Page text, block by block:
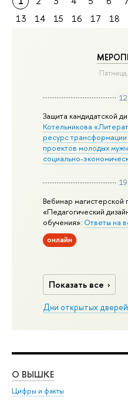
Защита кандидатской
Котельникова
ресурс
проектов молодых
социально-
Вебинар магистерской
«Педагогический
обучения»: Ответы на
онлайн
Показать все
Дни открытых дверей
13
14 15 16 17 18
О ВЫШКЕ
Цифры и факты